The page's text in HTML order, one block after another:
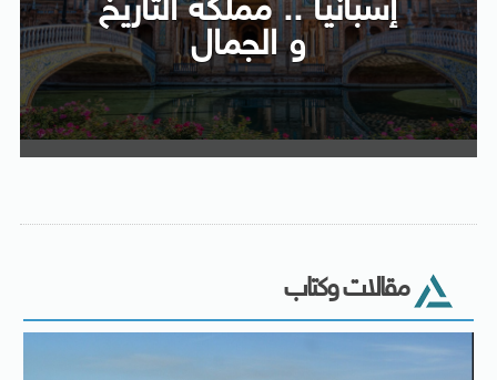
إسبانيا .. مملكة التاريخ
و الجمال
مقالات وكتاب